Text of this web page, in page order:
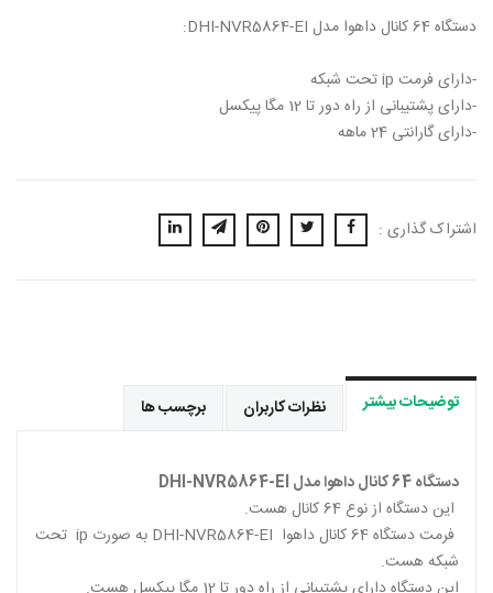
دستگاه 64 کانال داهوا مدل DHI-NVR5864-EI:
-دارای فرمت ip تحت شبکه
-دارای پشتیبانی از راه دور تا 12 مگا پیکسل
-دارای گارانتی 24 ماهه
اشتراک گذاری :
توضیحات بیشتر نظرات کاربران برچسب ها
دستگاه64کانال داهوا مدل DHI-NVR5864-EI
این دستگاه از نوع 64 کانال هست.
فرمت دستگاه 64 کانال داهوا DHI-NVR5864-EI
به صورت
ip تحت
شبکه هست.